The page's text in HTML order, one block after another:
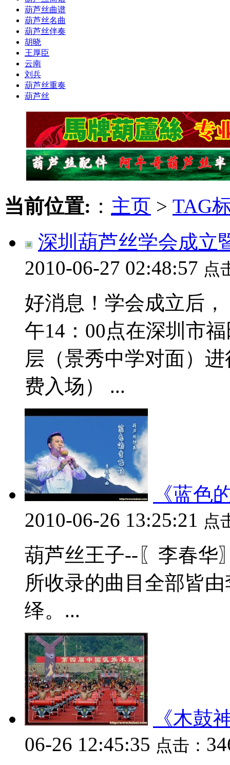
葫芦丝曲谱
葫芦丝名曲
葫芦丝伴奏
胡晓
王厚臣
云南
刘兵
葫芦丝重奏
葫芦丝
当前位置: ： 主页 > TAG
深圳葫芦丝学会成立
2010-06-27 02:48:57 点
好消息！学会成立后
午14：00点在深圳市
层（景秀中学对面）
费入场） ...
《蓝色
2010-06-26 13:25:21 点
葫芦丝王子--〖李春华
所收录的曲目全部皆
绎。...
《木鼓
06-26 12:45:35 点击：